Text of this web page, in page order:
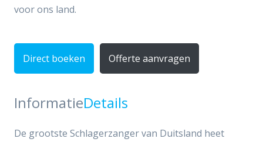
voor ons land.
Direct boeken Offerte aanvragen
InformatieDetails
De grootste Schlagerzanger van Duitsland heet